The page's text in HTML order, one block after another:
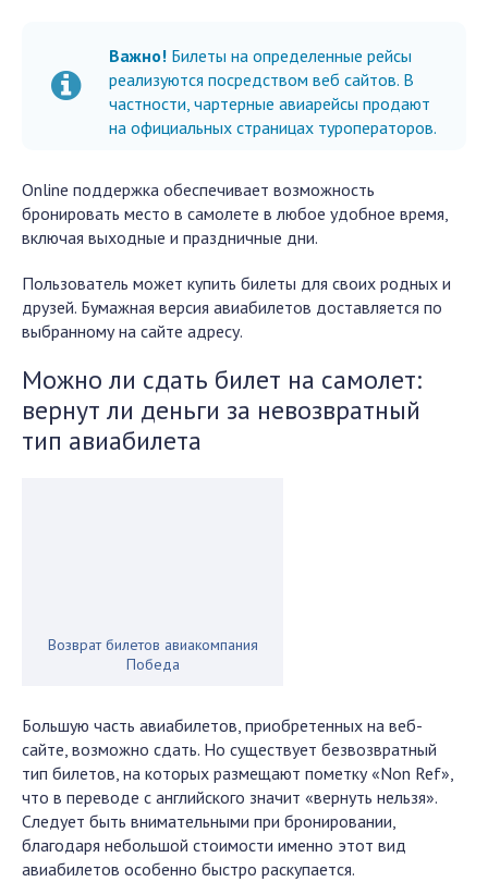
Важно! Билеты на определенные рейсы
реализуются посредством веб сайтов. В
частности, чартерные авиарейсы продают
на официальных страницах туроператоров.
Online поддержка обеспечивает возможность
бронировать место в самолете в любое удобное время,
включая выходные и праздничные дни.
Пользователь может купить билеты для своих родных и
друзей. Бумажная версия авиабилетов доставляется по
выбранному на сайте адресу.
Можно ли сдать билет на самолет:
вернут ли деньги за невозвратный
тип авиабилета
Возврат билетов авиакомпания
Победа
Большую часть авиабилетов, приобретенных на веб-
сайте, возможно сдать. Но существует безвозвратный
тип билетов, на которых размещают пометку «Non Ref»,
что в переводе с английского значит «вернуть нельзя».
Следует быть внимательными при бронировании,
благодаря небольшой стоимости именно этот вид
авиабилетов особенно быстро раскупается.